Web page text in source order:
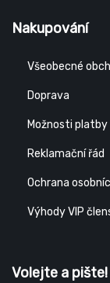
Nakupování
Všeobecné
Doprava
Možnosti platby
Reklamační řád
Ochrana
Výhody VIP
Volejte a pište!